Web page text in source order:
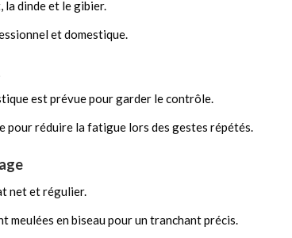
la dinde et le gibier.
et domestique.
est prévue pour garder le contrôle.
pour réduire la fatigue lors des gestes répétés.
net et régulier.
meulées en biseau pour un tranchant précis.